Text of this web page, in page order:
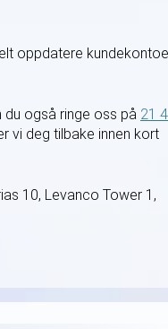
oppdatere
du også ringe oss på 21
vi deg tilbake innen kort
10, Levanco Tower 1,